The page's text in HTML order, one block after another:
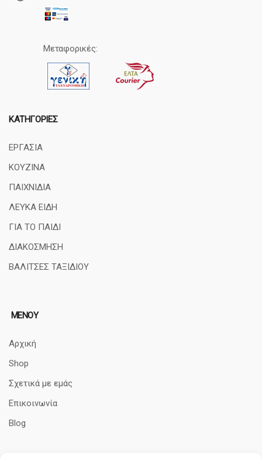
Μεταφορικές:
ΚΑΤΗΓΟΡΊΕΣ
ΕΡΓΑΣΙΑ
ΚΟΥΖΙΝΑ
ΠΑΙΧΝΙΔΙΑ
ΛΕΥΚΑ ΕΙΔΗ
ΓΙΑ ΤΟ ΠΑΙΔΙ
ΔΙΑΚΟΣΜΗΣΗ
ΒΑΛΙΤΣΕΣ ΤΑΞΙΔΙΟΥ
ΜΕΝΟΥ
Αρχική
Shop
Σχετικά με εμάς
Επικοινωνία
Blog